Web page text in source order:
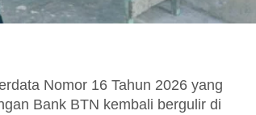
Nomor 16 Tahun 2026 yang
Bank BTN kembali bergulir di